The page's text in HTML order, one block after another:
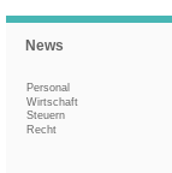
News
Personal
Wirtschaft
Steuern
Recht